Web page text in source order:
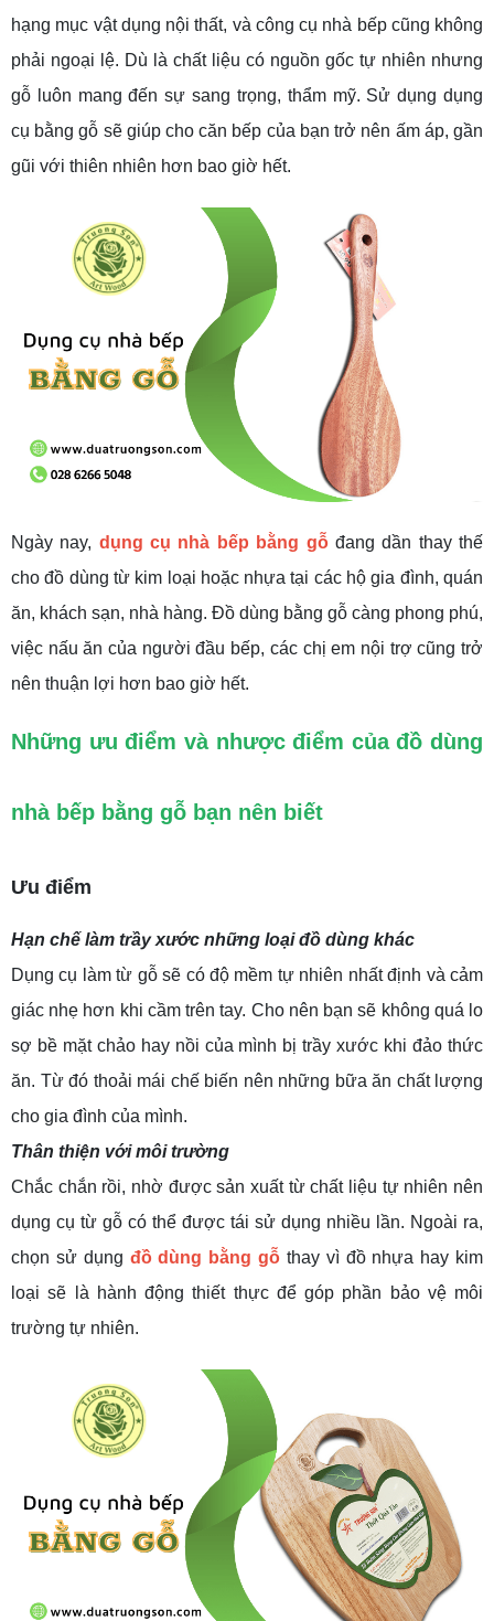
hạng mục vật dụng nội thất, và công cụ nhà bếp cũng không
phải ngoại lệ. Dù là chất liệu có nguồn gốc tự nhiên nhưng
gỗ luôn mang đến sự sang trọng, thẩm mỹ. Sử dụng dụng
cụ bằng gỗ sẽ giúp cho căn bếp của bạn trở nên ấm áp, gần
gũi với thiên nhiên hơn bao giờ hết.
Ngày nay, dụng cụ nhà bếp bằng gỗđang dần thay thế
cho đồ dùng từ kim loại hoặc nhựa tại các hộ gia đình, quán
ăn, khách sạn, nhà hàng. Đồ dùng bằng gỗ càng phong phú,
việc nấu ăn của người đầu bếp, các chị em nội trợ cũng trở
nên thuận lợi hơn bao giờ hết.
Những ưu điểm và nhược điểm của đồ dùng
nhà bếp bằng gỗ bạn nên biết
Ưu điểm
Hạn chế làm trầy xước những loại đồ dùng khác
Dụng cụ làm từ gỗ sẽ có độ mềm tự nhiên nhất định và cảm
giác nhẹ hơn khi cầm trên tay. Cho nên bạn sẽ không quá lo
sợ bề mặt chảo hay nồi của mình bị trầy xước khi đảo thức
ăn. Từ đó thoải mái chế biến nên những bữa ăn chất lượng
cho gia đình của mình.
Thân thiện với môi trường
Chắc chắn rồi, nhờ được sản xuất từ chất liệu tự nhiên nên
dụng cụ từ gỗ có thể được tái sử dụng nhiều lần. Ngoài ra,
chọn sử dụng đồ dùng bằng gỗ thay vì đồ nhựa hay kim
loại sẽ là hành động thiết thực để góp phần bảo vệ môi
trường tự nhiên.